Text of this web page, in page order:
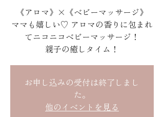
《アロマ》×《ベビーマッサージ》
ママも嬉しい♡ アロマの香りに包まれ
てニコニコベビーマッサージ！
親子の癒しタイム！
お申し込みの受付は終了しまし
た。
他のイベントを見る